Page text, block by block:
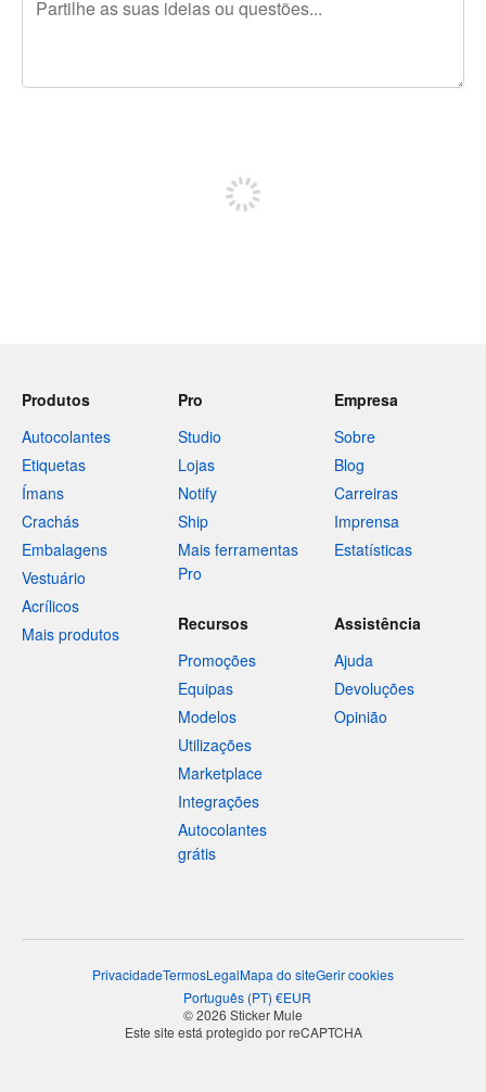
Produtos
Autocolantes
Etiquetas
Ímans
Crachás
Embalagens
Vestuário
Acrílicos
Mais produtos
Pro
Studio
Lojas
Notify
Ship
Mais ferramentas
Pro
Empresa
Sobre
Blog
Carreiras
Imprensa
Estatísticas
Recursos
Promoções
Equipas
Modelos
Utilizações
Marketplace
Integrações
Autocolantes
grátis
Assistência
Ajuda
Devoluções
Opinião
PrivacidadeTermosLegalMapa do siteGerir cookies
Português (PT) €EUR
© 2026 Sticker Mule
Este site está protegido por reCAPTCHA